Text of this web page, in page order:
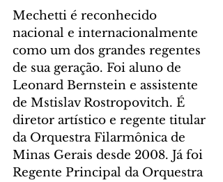
Mechetti é reconhecido
nacional e internacionalmente
como um dos grandes regentes
de sua geração. Foi aluno de
Leonard Bernstein e assistente
de Mstislav Rostropovitch. É
diretor artístico e regente titular
da Orquestra Filarmônica de
Minas Gerais desde 2008. Já foi
Regente Principal da Orquestra